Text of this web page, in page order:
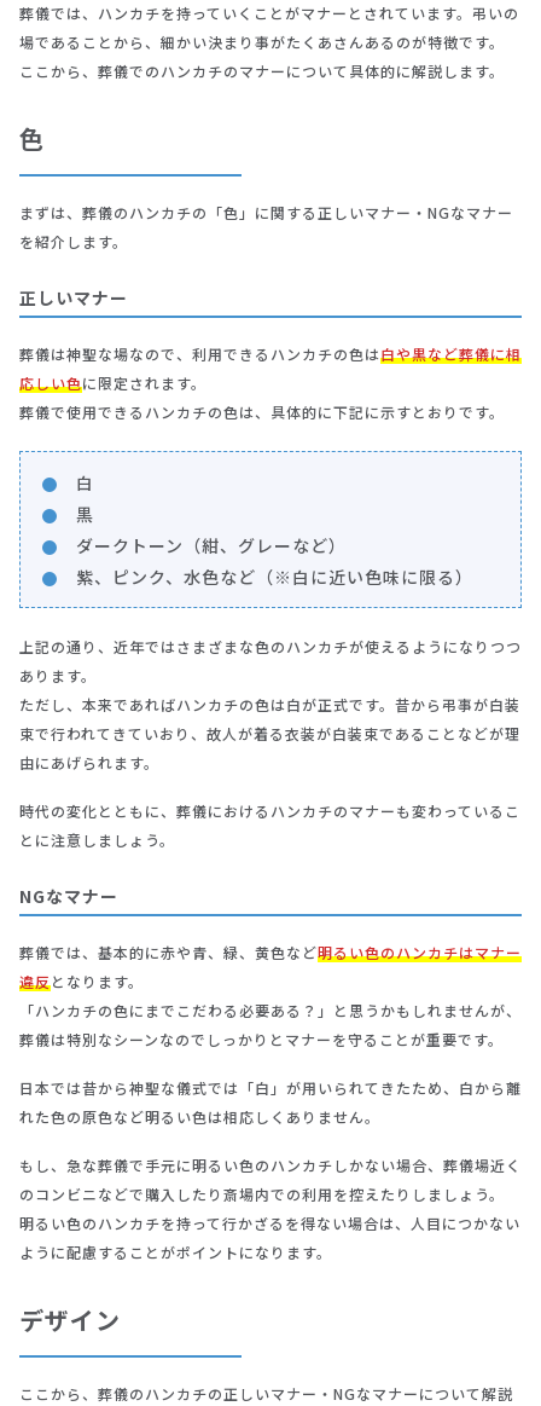
葬儀では、ハンカチを持っていくことがマナーとされています。弔いの
場であることから、細かい決まり事がたくあさんあるのが特徴です。
ここから、葬儀でのハンカチのマナーについて具体的に解説します。
色
まずは、葬儀のハンカチの「色」に関する正しいマナー・NGなマナー
を紹介します。
正しいマナー
葬儀は神聖な場なので、利用できるハンカチの色は白や黒など葬儀に相
応しい色に限定されます。
葬儀で使用できるハンカチの色は、具体的に下記に示すとおりです。
白
黒
ダークトーン（紺、グレーなど）
紫、ピンク、水色など（※白に近い色味に限る）
上記の通り、近年ではさまざまな色のハンカチが使えるようになりつつ
あります。
ただし、本来であればハンカチの色は白が正式です。昔から弔事が白装
束で行われてきていおり、故人が着る衣装が白装束であることなどが理
由にあげられます。
時代の変化とともに、葬儀におけるハンカチのマナーも変わっているこ
とに注意しましょう。
NGなマナー
葬儀では、基本的に赤や青、緑、黄色など明るい色のハンカチはマナー
違反となります。
「ハンカチの色にまでこだわる必要ある？」と思うかもしれませんが、
葬儀は特別なシーンなのでしっかりとマナーを守ることが重要です。
日本では昔から神聖な儀式では「白」が用いられてきたため、白から離
れた色の原色など明るい色は相応しくありません。
もし、急な葬儀で手元に明るい色のハンカチしかない場合、葬儀場近く
のコンビニなどで購入したり斎場内での利用を控えたりしましょう。
明るい色のハンカチを持って行かざるを得ない場合は、人目につかない
ように配慮することがポイントになります。
デザイン
ここから、葬儀のハンカチの正しいマナー・NGなマナーについて解説